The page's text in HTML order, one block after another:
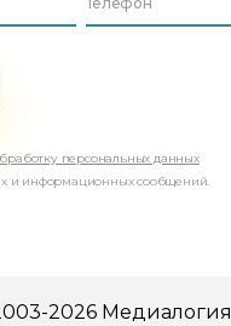
персональных данных
и информационных сообщений.
2026 Медиалогия